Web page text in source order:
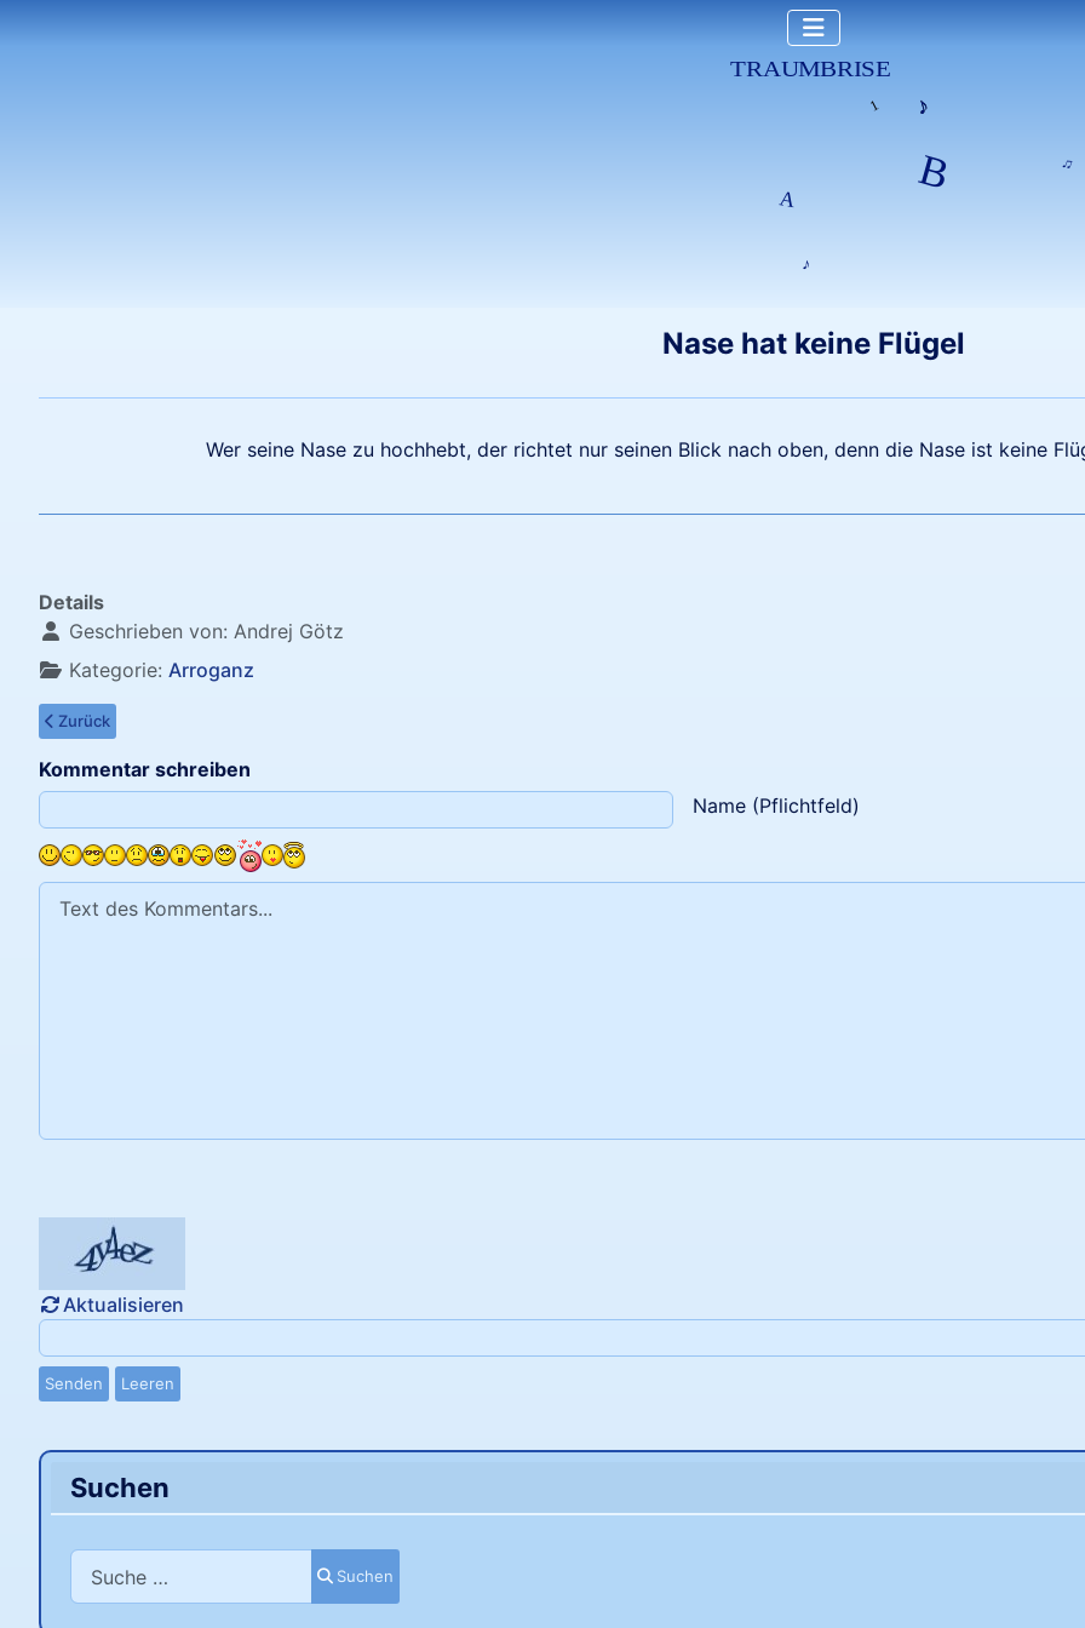
Nase hat keine Flügel
Wer seine Nase zu hochhebt, der richtet nur seinen Blick nach oben, denn die Nase ist keine
Details
Geschrieben von: Andrej Götz
Kategorie: Arroganz
Vorheriger Beitrag: Nicht wegen Schönheit
Zurück
Kommentar schreiben
Name (Pflichtfeld)
Text des Kommentars
Aktualisieren
Senden Leeren
Suchen
Suchen
Suchen